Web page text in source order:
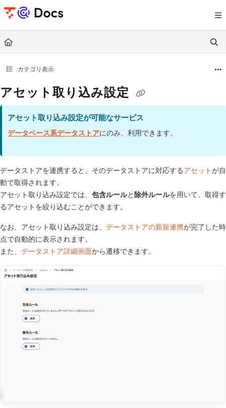
Documentation Index
Use this file to discover all available pages before exploring further.
カテゴリ表示
アセット取り込み設定
アセット取り込み設定が可能なサービス
データベース系データストアにのみ、利用できます。
データストアを連携すると、そのデータストアに対応するアセットが自
動で取得されます。
アセット取り込み設定では、 包含ルールと除外ルールを用いて、取得す
るアセットを絞り込むことができます。
なお、アセット取り込み設定は、 データストアの新規連携が完了した時
点で自動的に表示されます。
また、 データストア詳細画面から遷移できます。